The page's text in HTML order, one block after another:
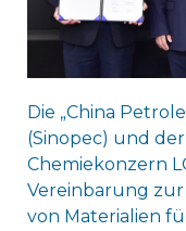
Die „China
(Sinopec) und
Chemiekonzern
Vereinbarung
von Materialien